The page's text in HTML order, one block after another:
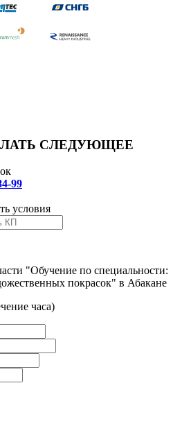
СЛЕДУЮЩЕЕ
99
условия
"Обучение по специальности:
покрасок" в Абакане
часа)